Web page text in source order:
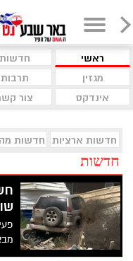
ראשי חדשות
מגזין
תרבות
אינדקס
צור
חדשות ארציות חדשות
חדשות